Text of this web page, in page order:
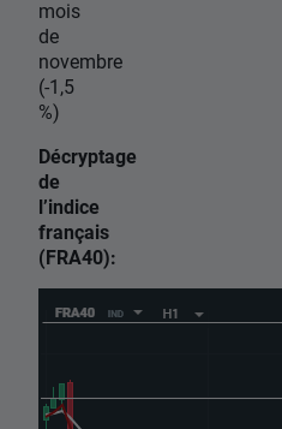
mois
de
novembre
(-1,5
%)
Décryptage
de
l’indice
français
(FRA40):